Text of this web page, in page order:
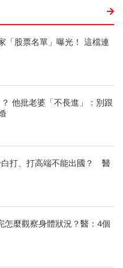
「股票名單」曝光！ 這檔連
他批老婆「不長進」：別跟
白打、打高端不能出國？ 醫
怎麼觀察身體狀況？醫：4個